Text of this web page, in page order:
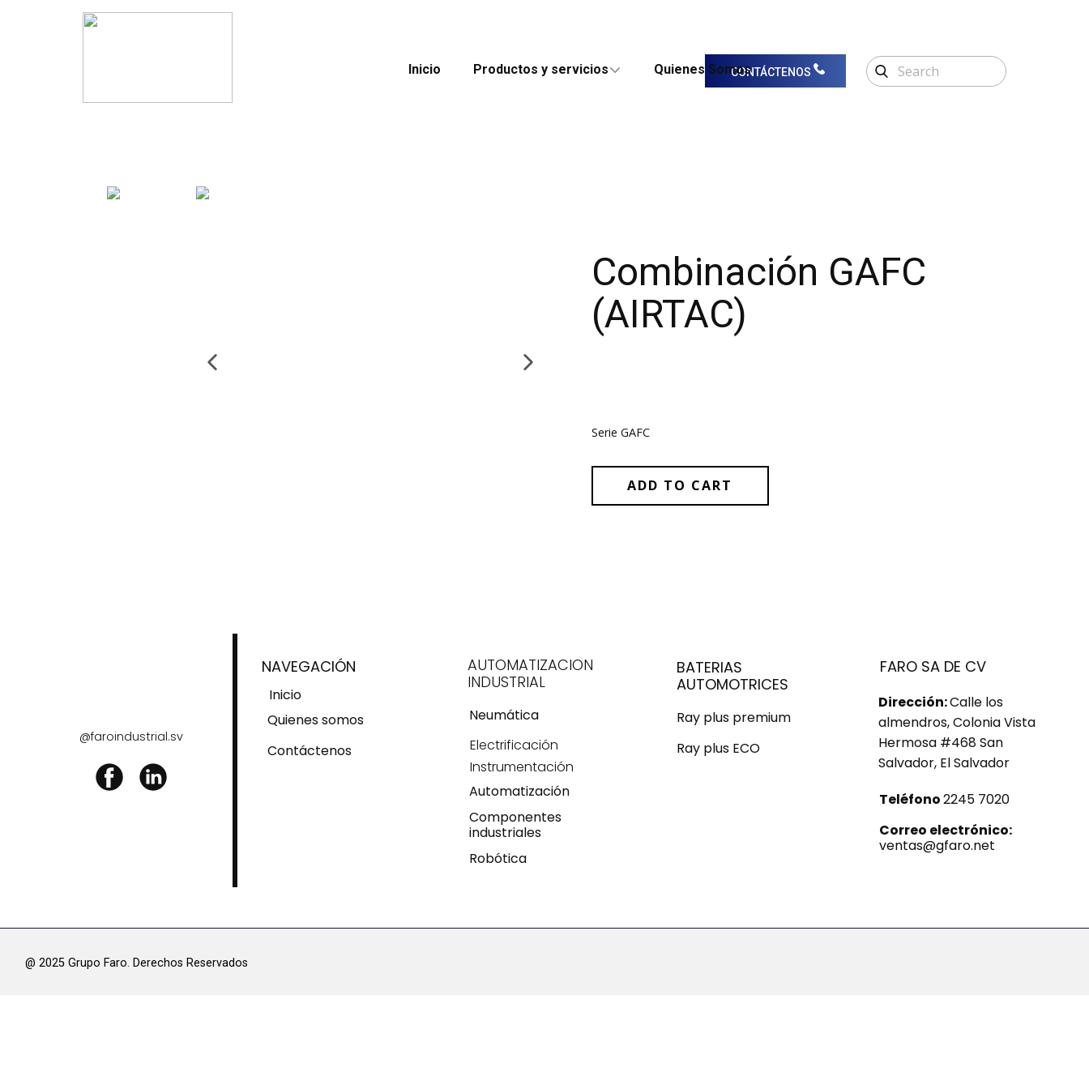
Inicio Productos y servicios Quienes SomosCONTÁCTENOS
Combinación GAFC
(AIRTAC)
Serie GAFC
ADD TO CART
@faroindustrial.sv
NAVEGACIÓN
Inicio
Quienes somos
Contáctenos
AUTOMATIZACION
INDUSTRIAL
Neumática
Electrificación
Instrumentación
Automatización
Componentes
industriales
Robótica
BATERIAS
AUTOMOTRICES
Ray plus premium
Ray plus ECO
FARO SA DE CV
Dirección:Calle los
almendros, Colonia Vista
Hermosa #468 San
Salvador, El Salvador
Teléfono2245 7020
Correo electrónico:
ventas@gfaro.net
@ 2025 Grupo Faro. Derechos Res​ervados